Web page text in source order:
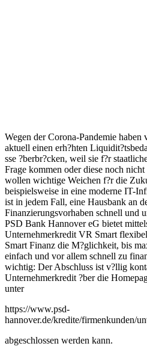
Wegen der Corona-Pandemie haben
aktuell einen erh?hten
sse ?berbr?cken, weil sie f?r
Frage kommen oder diese noch
wollen wichtige Weichen f?r die
beispielsweise in eine moderne IT-
ist in jedem Fall, eine Hausbank an
Finanzierungsvorhaben schnell und
PSD Bank Hannover eG bietet
Unternehmerkredit VR Smart
Smart Finanz die M?glichkeit, bis
einfach und vor allem schnell zu
wichtig: Der Abschluss ist v?llig
Unternehmerkredit ?ber die
unter
https://www.psd-
hannover.de/kredite/firmenkunden/
abgeschlossen werden kann.